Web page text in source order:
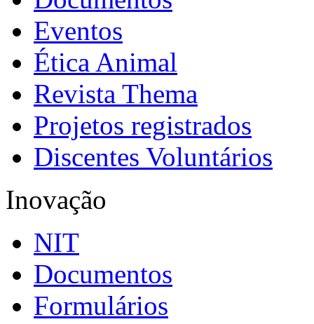
Eventos
Ética Animal
Revista Thema
Projetos registrados
Discentes Voluntários
Inovação
NIT
Documentos
Formulários